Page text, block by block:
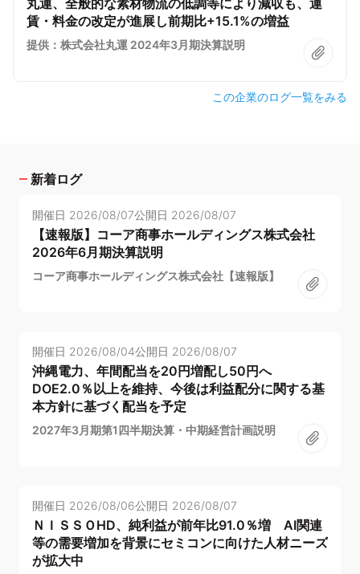
丸運、全般的な素材物流の低調等により減収も、運
賃・料金の改定が進展し前期比+15.1%の増益
提供：株式会社丸運 2024年3月期決算説明
この企業のログ一覧をみる
新着ログ
開催日 2026/08/07公開日 2026/08/07
【速報版】コーア商事ホールディングス株式会社
2026年6月期決算説明
コーア商事ホールディングス株式会社【速報版】
開催日 2026/08/04公開日 2026/08/07
沖縄電力、年間配当を20円増配し50円へ
DOE2.0％以上を維持、今後は利益配分に関する基
本方針に基づく配当を予定
2027年3月期第1四半期決算・中期経営計画説明
開催日 2026/08/06公開日 2026/08/07
ＮＩＳＳＯHD、純利益が前年比91.0％増 AI関連
等の需要増加を背景にセミコンに向けた人材ニーズ
が拡大中